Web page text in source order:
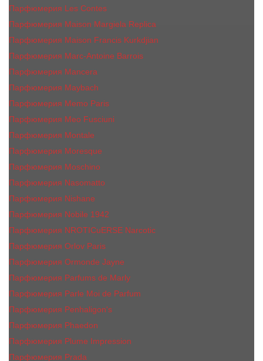
Парфюмерия Les Contes
Парфюмерия Maison Margiela Replica
Парфюмерия Maison Francis Kurkdjian
Парфюмерия Marc-Antoine Barrois
Парфюмерия Mancera
Парфюмерия Maybach
Парфюмерия Memo Paris
Парфюмерия Meo Fusciuni
Парфюмерия Montale
Парфюмерия Moresque
Парфюмерия Moschino
Парфюмерия Nasomatto
Парфюмерия Nishane
Парфюмерия Nobile 1942
Парфюмерия NROTICuERSE Narcotic
Парфюмерия Orlov Paris
Парфюмерия Ormonde Jayne
Парфюмерия Parfums de Marly
Парфюмерия Parle Moi de Parfum
Парфюмерия Penhaligon's
Парфюмерия Phaedon
Парфюмерия Plume Impression
Парфюмерия Prada